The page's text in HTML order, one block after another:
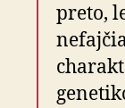
preto,